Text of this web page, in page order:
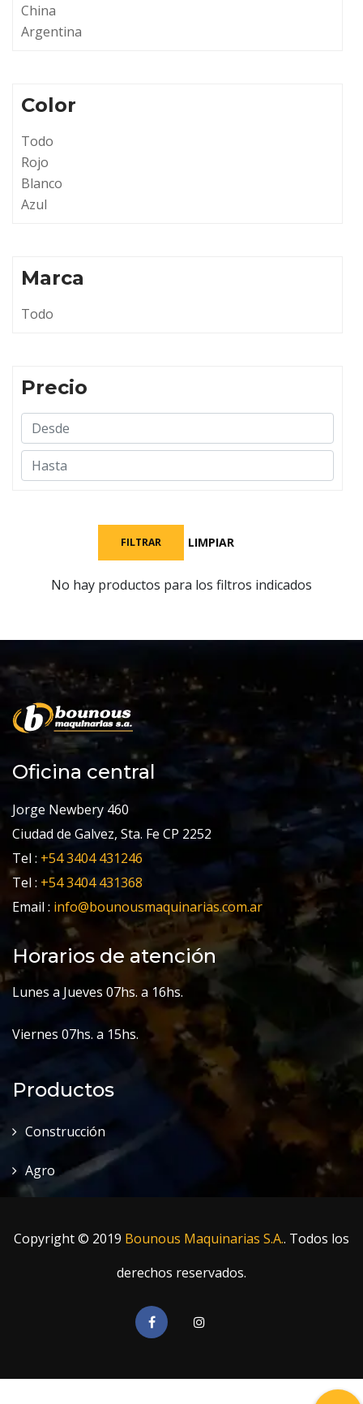
China
Argentina
Color
Todo
Rojo
Blanco
Azul
Marca
Todo
Precio
FILTRAR LIMPIAR
No hay productos para los filtros indicados
Oficina central
Jorge Newbery 460
Ciudad de Galvez, Sta. Fe CP 2252
Tel : +54 3404 431246
Tel : +54 3404 431368
Email : info@bounousmaquinarias.com.ar
Horarios de atención
Lunes a Jueves 07hs. a 16hs.
Viernes 07hs. a 15hs.
Productos
Construcción
Agro
Copyright © 2019 Bounous Maquinarias S.A.. Todos los
derechos reservados.